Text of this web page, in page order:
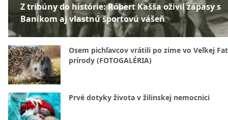
Z tribúny do histórie: Róbert Kašša oživil zápasy s
Baníkom aj vlastnú športovú vášeň
Osem pichľavcov vrátili po zime vo Veľkej
prírody (FOTOGALÉRIA)
Prvé dotyky života v žilinskej nemocnici